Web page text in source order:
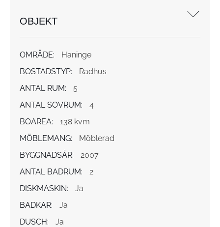
OBJEKT
OMRÅDE:
Haninge
BOSTADSTYP:
Radhus
ANTAL RUM:
5
ANTAL SOVRUM:
4
BOAREA:
138 kvm
MÖBLEMANG:
Möblerad
BYGGNADSÅR:
2007
ANTAL BADRUM:
2
DISKMASKIN:
Ja
BADKAR:
Ja
DUSCH:
Ja